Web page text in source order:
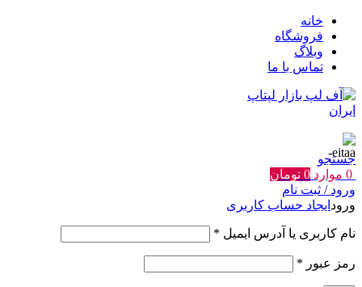
خانه
فروشگاه
وبلاگ
تماس با ما
جستجو
0 موارد 0 تومان
ورود / ثبت نام
ورود ایجاد حساب کاربری
نام کاربری یا آدرس ایمیل *
رمز عبور *